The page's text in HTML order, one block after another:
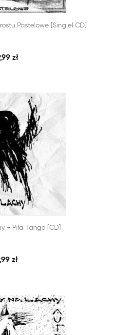
SZYBKI PODGLĄD
Pastelowe [singiel CD]
zł
SZYBKI PODGLĄD
- Piła Tango [CD]
zł